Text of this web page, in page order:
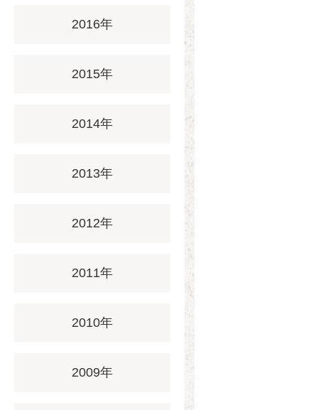
2016年
2015年
2014年
2013年
2012年
2011年
2010年
2009年